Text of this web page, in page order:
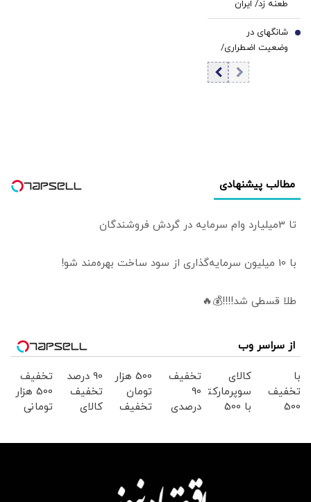
داخلی آمریکاست |
تلاش می کنند
توافق پایداری بین
ایران و آمریکا شکل
طعنه زد/ ایران
به‌جای آنکه تسلیم
شود مطالباتش را
سخت‌تر کرده است
شانگهای در
وضعیت اضطراری/
چینی ها مجبور به
ترک خانه‌هایشان
7
مطالب پیشنهادی
تا 3میلیارد وام سرمایه در گردش فروشندگان
با 10 میلیون سرمایه‌گذاری از سود ساخت بهره‌مند شو!
طلا قسطی شد!!!!💰🔥
از سراسر وب
با
تخفیف
500
کالای
سوپرمارکتی
با 500
تخفیف
90
درصدی
500 هزار
تومان
تخفیف
90 درصد
تخفیف
کالای
تخفیف
500 هزار
تومانی